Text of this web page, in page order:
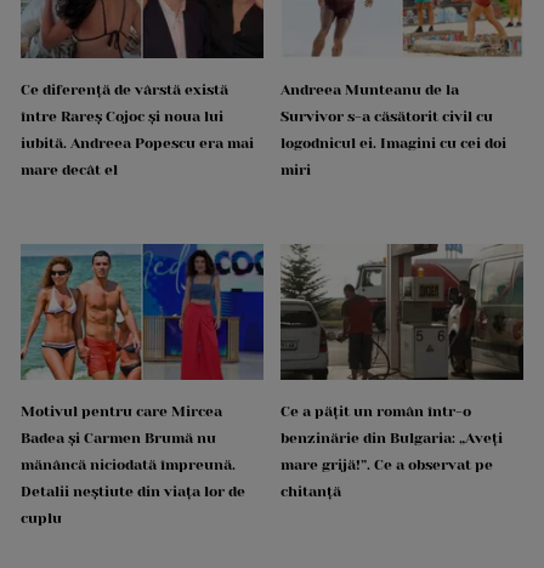
Ce diferență de vârstă există
între Rareș Cojoc și noua lui
iubită. Andreea Popescu era mai
mare decât el
Andreea Munteanu de la
Survivor s-a căsătorit civil cu
logodnicul ei. Imagini cu cei doi
miri
Motivul pentru care Mircea
Badea și Carmen Brumă nu
mănâncă niciodată împreună.
Detalii neștiute din viața lor de
cuplu
Ce a pățit un român într-o
benzinărie din Bulgaria: „Aveți
mare grijă!”. Ce a observat pe
chitanță